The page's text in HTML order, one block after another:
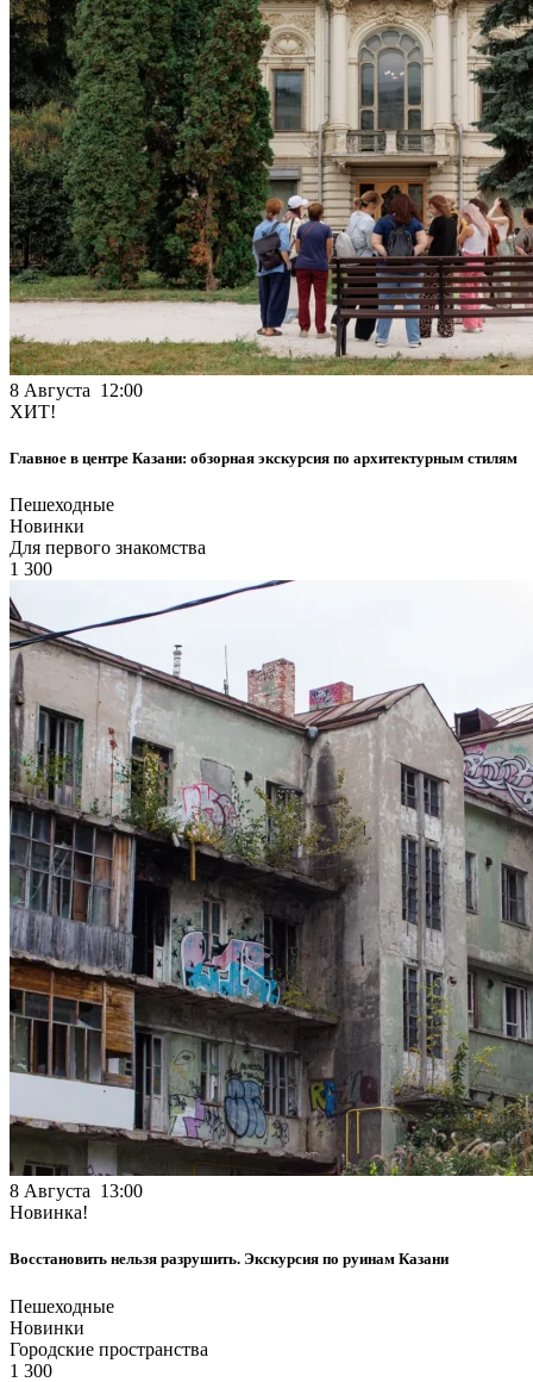
8 Августа 12:00
ХИТ!
Главное в центре Казани: обзорная экскурсия по архитектурным стилям
Пешеходные
Новинки
Для первого знакомства
1 300
8 Августа 13:00
Новинка!
Восстановить нельзя разрушить. Экскурсия по руинам Казани
Пешеходные
Новинки
Городские пространства
1 300